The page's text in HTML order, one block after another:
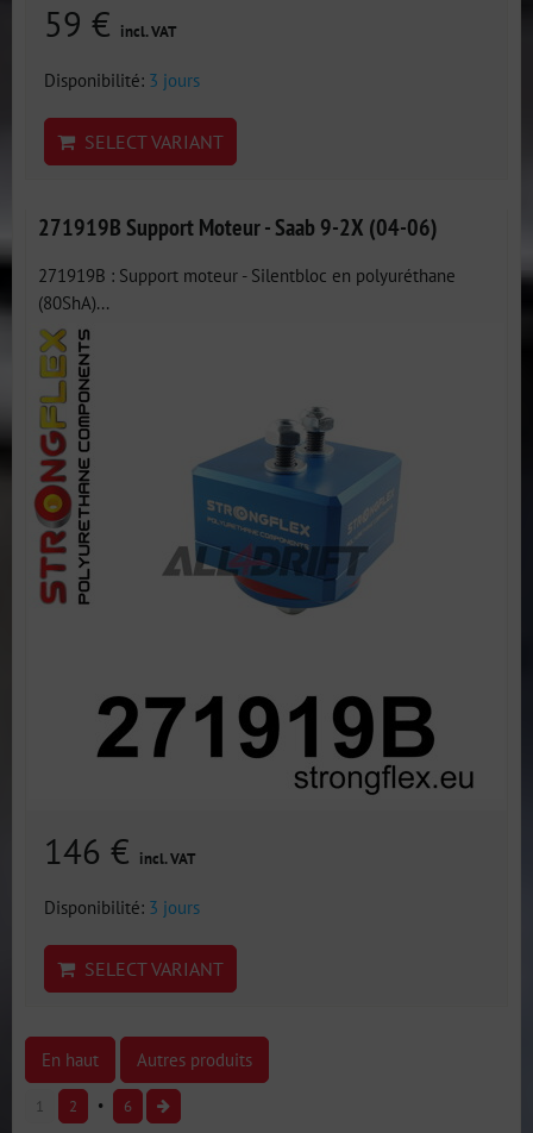
59 € incl. VAT
Disponibilité: 3 jours
SELECT VARIANT
271919B Support Moteur - Saab 9-2X (04-06)
271919B : Support moteur - Silentbloc en polyuréthane
(80ShA)...
146 € incl. VAT
Disponibilité: 3 jours
SELECT VARIANT
En haut Autres produits
1 2 6